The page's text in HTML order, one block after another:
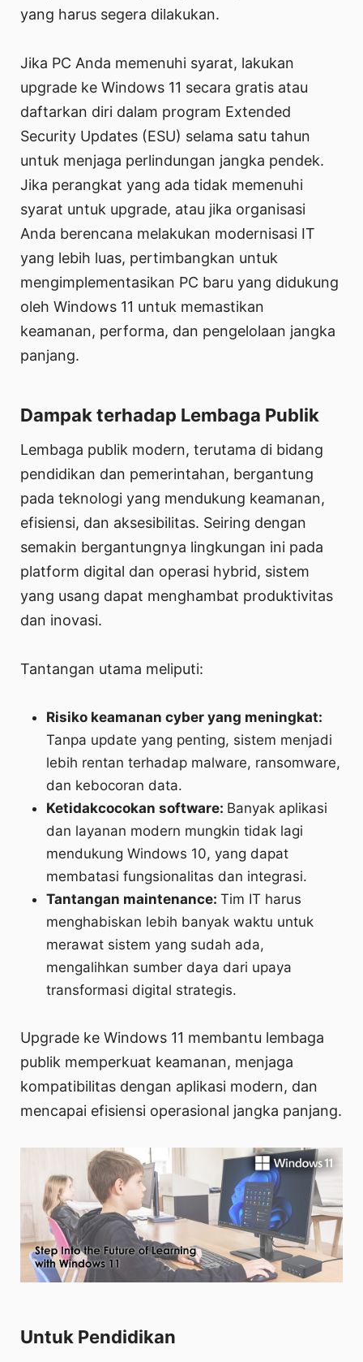
yang harus segera dilakukan.
Jika PC Anda memenuhi syarat, lakukan
upgrade ke Windows 11 secara gratis atau
daftarkan diri dalam program Extended
Security Updates (ESU) selama satu tahun
untuk menjaga perlindungan jangka pendek.
Jika perangkat yang ada tidak memenuhi
syarat untuk upgrade, atau jika organisasi
Anda berencana melakukan modernisasi IT
yang lebih luas, pertimbangkan untuk
mengimplementasikan PC baru yang didukung
oleh Windows 11 untuk memastikan
keamanan, performa, dan pengelolaan jangka
panjang.
Dampak terhadap Lembaga Publik
Lembaga publik modern, terutama di bidang
pendidikan dan pemerintahan, bergantung
pada teknologi yang mendukung keamanan,
efisiensi, dan aksesibilitas. Seiring dengan
semakin bergantungnya lingkungan ini pada
platform digital dan operasi hybrid, sistem
yang usang dapat menghambat produktivitas
dan inovasi.
Tantangan utama meliputi:
Risiko keamanan cyber yang meningkat:
Tanpa update yang penting, sistem menjadi
lebih rentan terhadap malware, ransomware,
dan kebocoran data.
Ketidakcocokan software: Banyak aplikasi
dan layanan modern mungkin tidak lagi
mendukung Windows 10, yang dapat
membatasi fungsionalitas dan integrasi.
Tantangan maintenance:Tim IT harus
menghabiskan lebih banyak waktu untuk
merawat sistem yang sudah ada,
mengalihkan sumber daya dari upaya
transformasi digital strategis.
Upgrade ke Windows 11 membantu lembaga
publik memperkuat keamanan, menjaga
kompatibilitas dengan aplikasi modern, dan
mencapai efisiensi operasional jangka panjang.
Untuk Pendidikan